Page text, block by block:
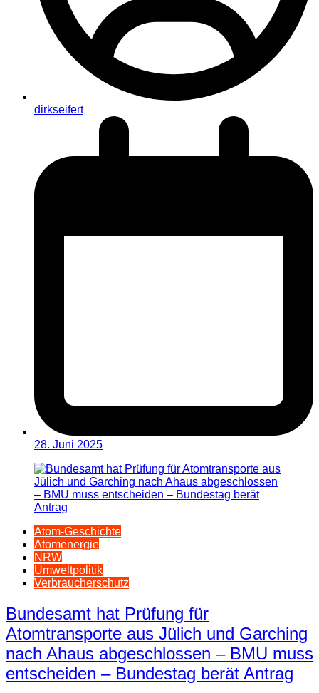
dirkseifert
28. Juni 2025
Atom-Geschichte
Atomenergie
NRW
Umweltpolitik
Verbraucherschutz
Bundesamt hat Prüfung für
Atomtransporte aus Jülich und Garching
nach Ahaus abgeschlossen – BMU muss
entscheiden – Bundestag berät Antrag